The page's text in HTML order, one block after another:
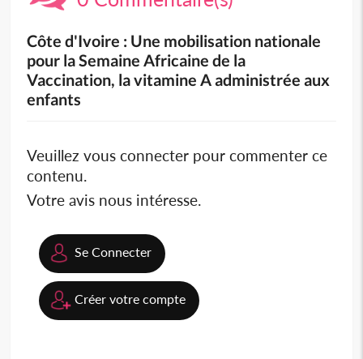
Côte d'Ivoire : Une mobilisation nationale
pour la Semaine Africaine de la
Vaccination, la vitamine A administrée aux
enfants
Veuillez vous connecter pour commenter ce
contenu.
Votre avis nous intéresse.
Se Connecter
Créer votre compte